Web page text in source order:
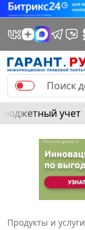
Бюджетный учет
Продукты и услуги